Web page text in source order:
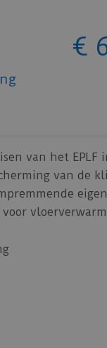
€
van het EPLF
van de
voor